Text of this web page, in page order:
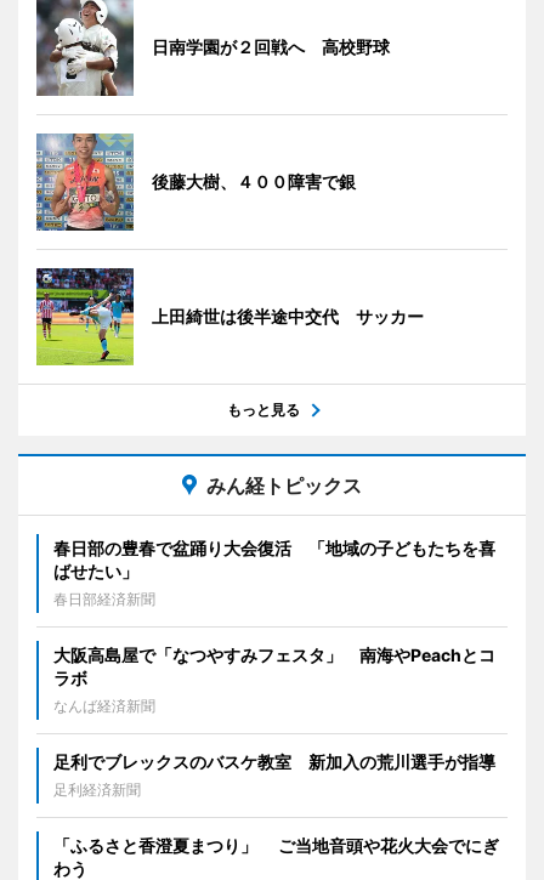
日南学園が２回戦へ 高校野球
後藤大樹、４００障害で銀
上田綺世は後半途中交代 サッカー
もっと見る
みん経トピックス
春日部の豊春で盆踊り大会復活 「地域の子どもたちを喜
ばせたい」
春日部経済新聞
大阪高島屋で「なつやすみフェスタ」 南海やPeachとコ
ラボ
なんば経済新聞
足利でブレックスのバスケ教室 新加入の荒川選手が指導
足利経済新聞
「ふるさと香澄夏まつり」 ご当地音頭や花火大会でにぎ
わう